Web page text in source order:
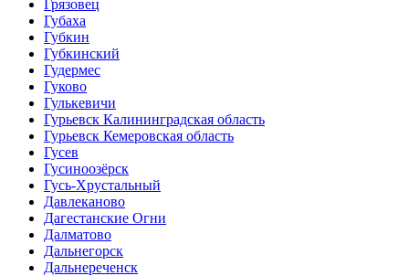
Грязовец
Губаха
Губкин
Губкинский
Гудермес
Гуково
Гулькевичи
Гурьевск Калининградская область
Гурьевск Кемеровская область
Гусев
Гусиноозёрск
Гусь-Хрустальный
Давлеканово
Дагестанские Огни
Далматово
Дальнегорск
Дальнереченск